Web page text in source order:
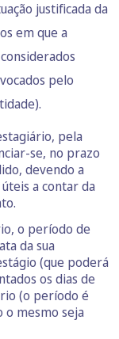
justificada da
em que a
pelo
pela
se, no prazo
devendo a
a contar da
o período de
da sua
(que poderá
os dias de
(o período é
o mesmo seja